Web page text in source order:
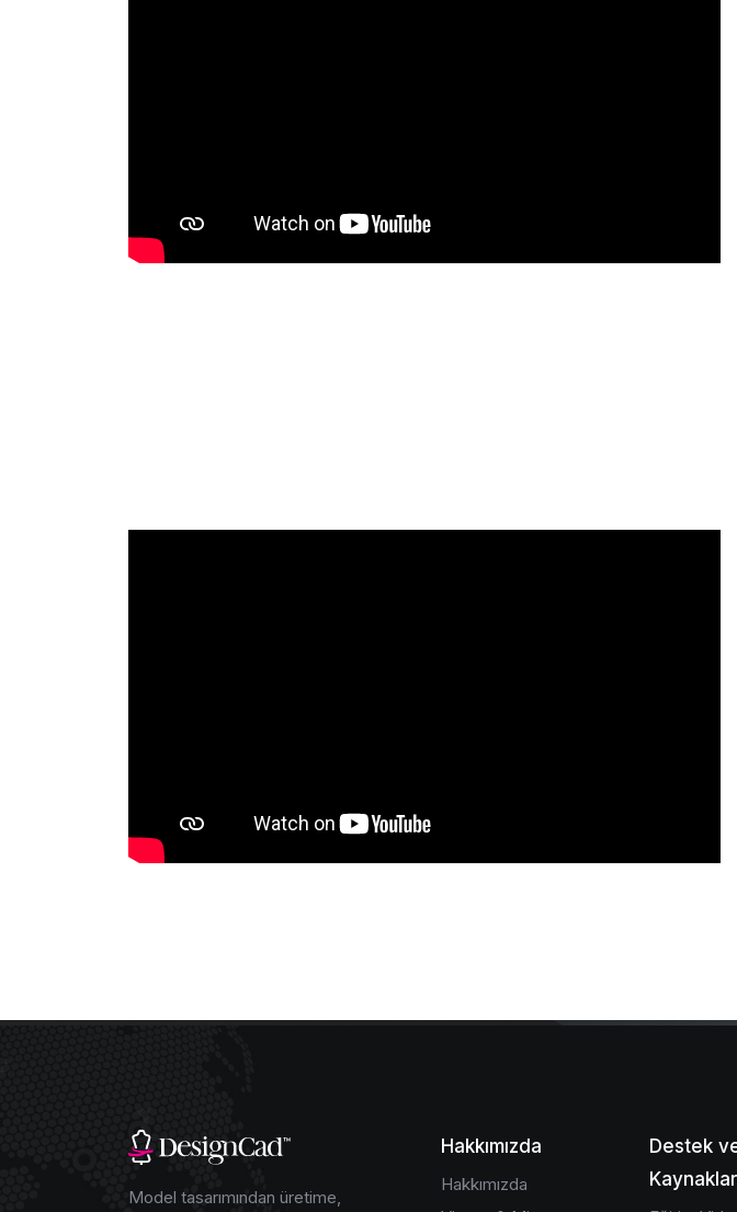
Model tasarımından üretime,
Hakkımızda
Hakkımızda
Destek
Kaynaklar